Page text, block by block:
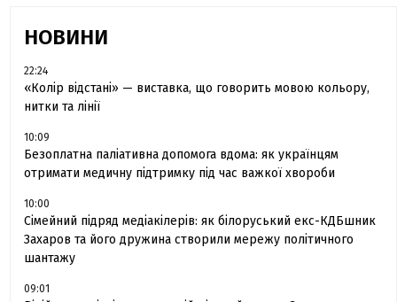
НОВИНИ
22:24
«Колір відстані» — виставка, що говорить мовою кольору,
нитки та лінії
10:09
Безоплатна паліативна допомога вдома: як українцям
отримати медичну підтримку під час важкої хвороби
10:00
Сімейний підряд медіакілерів: як білоруський екс-КДБшник
Захаров та його дружина створили мережу політичного
шантажу
09:01